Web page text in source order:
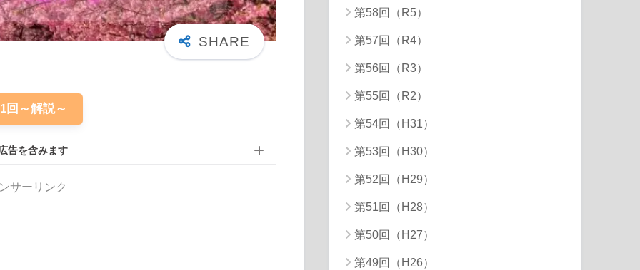
回～解説～
告を含みます
サーリンク
第58回（R5）
第57回（R4）
第56回（R3）
第55回（R2）
第54回（H31）
第53回（H30）
第52回（H29）
第51回（H28）
第50回（H27）
第49回（H26）